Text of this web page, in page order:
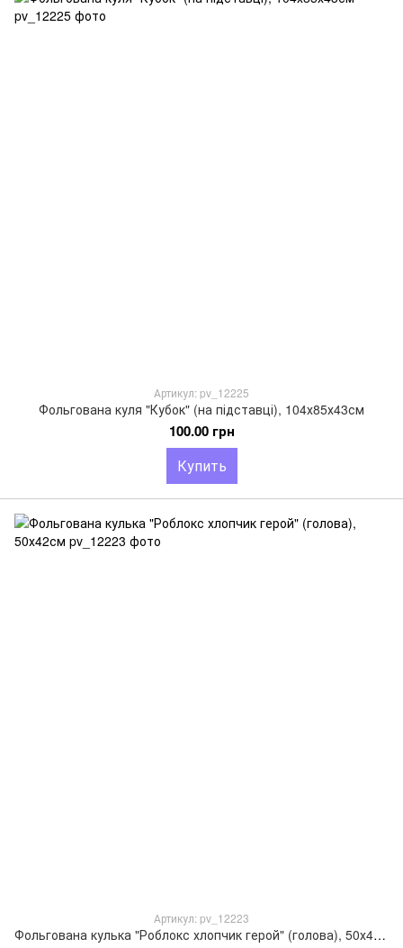
Артикул: pv_12225
Фольгована куля "Кубок" (на підставці), 104х85х43см
100.00 грн
Купить
Артикул: pv_12223
Фольгована кулька "Роблокс хлопчик герой" (голова), 50х42см